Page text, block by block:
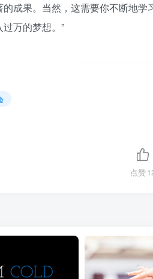
的成果。当然，这需要你不断地
万的梦想。”
点赞